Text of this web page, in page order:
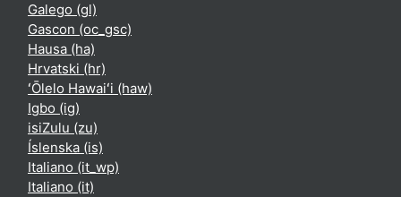
Galego ‎(gl)‎
Gascon ‎(oc_gsc)‎
Hausa ‎(ha)‎
Hrvatski ‎(hr)‎
ʻŌlelo Hawaiʻi ‎(haw)‎
Igbo ‎(ig)‎
isiZulu ‎(zu)‎
Íslenska ‎(is)‎
Italiano ‎(it_wp)‎
Italiano ‎(it)‎